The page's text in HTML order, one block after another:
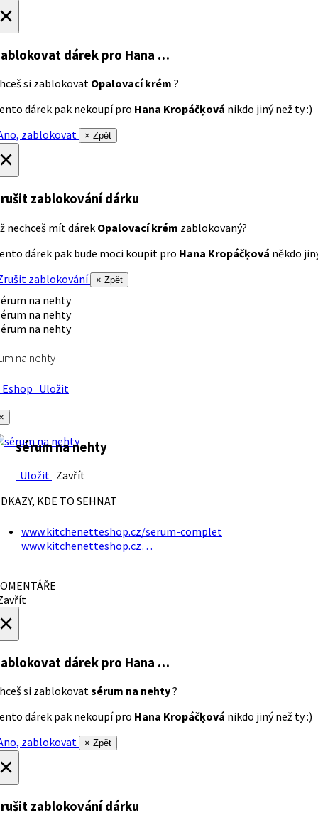
dárek pro Hana …
si zablokovat Opalovací krém ?
dárek pak nekoupí pro Hana Kropáčķová nikdo jiný než ty :)
zablokovat
× Zpět
zablokování dárku
nechceš mít dárek Opalovací krém zablokovaný?
dárek pak bude moci koupit pro Hana Kropáčķová někdo
zablokování
× Zpět
na nehty
Uložit
sérum na nehty
Uložit Zavřít
KDE TO SEHNAT
www.kitchenetteshop.cz/serum-complet
www.kitchenetteshop.cz…
dárek pro Hana …
si zablokovatsérum na nehty?
dárek pak nekoupí pro Hana Kropáčķová nikdo jiný než ty :)
zablokovat
× Zpět
zablokování dárku